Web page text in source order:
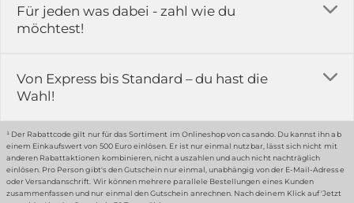
Rückgabe & Reklamation
Widerrufsrecht
Datenschutz-Einstellung
Erklärung zur Barrierefreiheit
Kontakt
Karriere
Gewerbekunden
Grounding Page
in der Ausstellung...
51789 Lindlar
Hinweis:
… oder in unserem Fachmarkt
Für jeden was dabei - zahl wie du
möchtest!
Von Express bis Standard – du hast die
Wahl!
¹ Der Rabattcode gilt nur für das Sortiment im Onlineshop von casando. Du kannst ihn ab
einem Einkaufswert von 500 Euro einlösen. Er ist nur einmal nutzbar, lässt sich nicht mit
anderen Rabattaktionen kombinieren, nicht auszahlen und auch nicht nachträglich
einlösen. Pro Person gibt's den Gutschein nur einmal, unabhängig von der E-Mail-Adresse
oder Versandanschrift. Wir können mehrere parallele Bestellungen eines Kunden
zusammenfassen und nur einmal den Gutschein anrechnen. Nach deinem Klick auf 'Jetzt